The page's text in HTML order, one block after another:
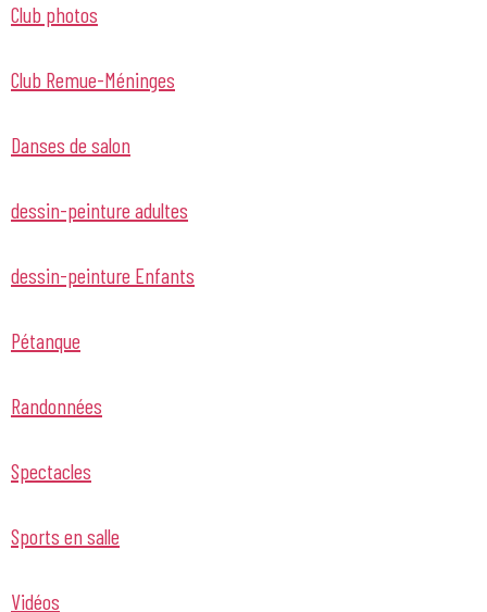
Club photos
Club Remue-Méninges
Danses de salon
dessin-peinture adultes
dessin-peinture Enfants
Pétanque
Randonnées
Spectacles
Sports en salle
Vidéos